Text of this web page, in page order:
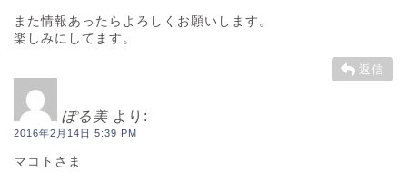
また情報あったらよろしくお願いします。
楽しみにしてます。
返信
ぽる美 より:
2016年2月14日 5:39 PM
マコトさま